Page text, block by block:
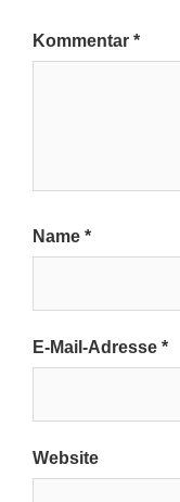
Kommentar *
Name *
E-Mail-Adresse *
Website